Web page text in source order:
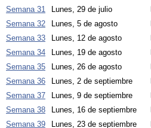
Semana 31
Lunes, 29 de julio
Semana 32
Lunes, 5 de agosto
Semana 33
Lunes, 12 de agosto
Semana 34
Lunes, 19 de agosto
Semana 35
Lunes, 26 de agosto
Semana 36
Lunes, 2 de septiembre
Semana 37
Lunes, 9 de septiembre
Semana 38
Lunes, 16 de septiembre
Semana 39
Lunes, 23 de septiembre